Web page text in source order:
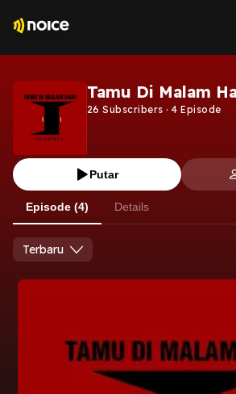
Tamu Di Malam
26 Subscribers ·4 Episode
Putar
Episode (4) Details
Terbaru